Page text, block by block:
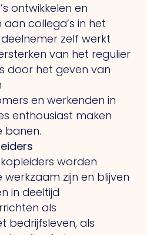
ontwikkelen en
collega’s in het
zelf werkt
van het regulier
door het geven van
en werkenden in
enthousiast maken
banen.
worden
zijn en blijven
in deeltijd
als
bedrijfsleven, als